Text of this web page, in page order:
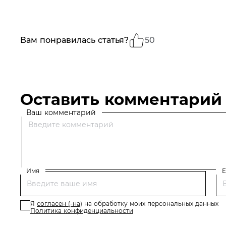
Вам понравилась статья? 50
Оставить комментарий
Ваш комментарий
Имя
Я согласен (-на) на обработку моих персональных данных
Политика конфиденциальности